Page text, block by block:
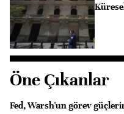
Öne Çıkanlar
Fed, Warsh'un görev